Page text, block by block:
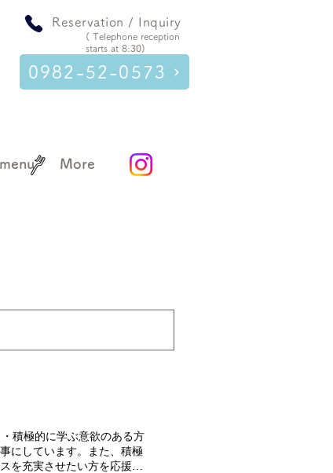
​ Reservation / Inquiry
(​ Telephone reception
starts at 8:30)
0982-52-0573
menu More
積極的に学ぶ意欲のある方
にしています。また、積極
を充実させたい方を応援し